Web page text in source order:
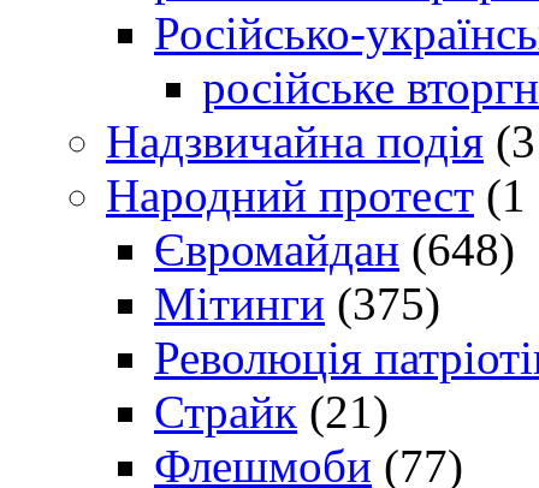
Російсько-
російське
Надзвичайна подія
Народний протест (1
Євромайдан (648)
Мітинги (375)
Революція
Страйк (21)
Флешмоби (77)